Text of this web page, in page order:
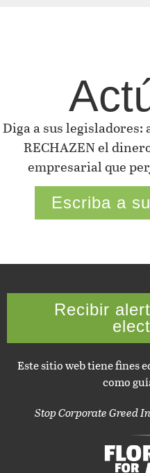
Diga a sus legisladores:
RECHAZEN el
empresarial que
Escriba a
Recibir
Este sitio web tiene fines
como
Stop Corporate Greed